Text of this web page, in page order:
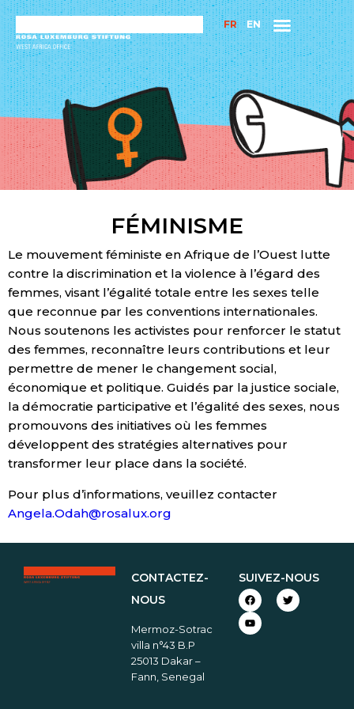
FR EN
FÉMINISME
Le mouvement féministe en Afrique de l’Ouest lutte
contre la discrimination et la violence à l’égard des
femmes, visant l’égalité totale entre les sexes telle
que reconnue par les conventions internationales.
Nous soutenons les activistes pour renforcer le statut
des femmes, reconnaître leurs contributions et leur
permettre de mener le changement social,
économique et politique. Guidés par la justice sociale,
la démocratie participative et l’égalité des sexes, nous
promouvons des initiatives où les femmes
développent des stratégies alternatives pour
transformer leur place dans la société.
Pour plus d’informations, veuillez contacter
Angela.Odah@rosalux.org
CONTACTEZ-
NOUS
Mermoz-Sotrac
villa n°43 B.P
25013 Dakar –
Fann, Senegal
SUIVEZ-NOUS